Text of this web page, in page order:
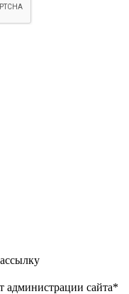
администрации сайта*